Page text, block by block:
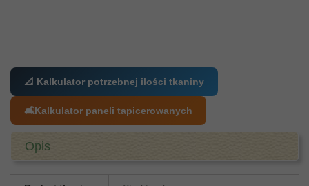
📐 Kalkulator potrzebnej ilości tkaniny
🛋️Kalkulator paneli tapicerowanych
Opis